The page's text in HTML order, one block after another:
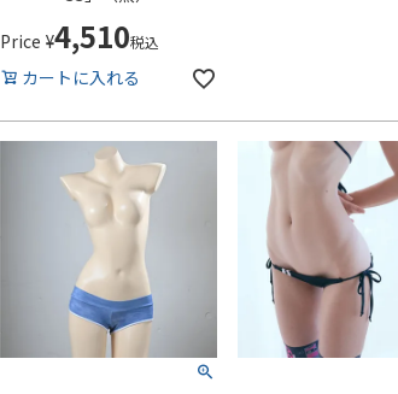
Price ¥4,510税込
カートに入れる